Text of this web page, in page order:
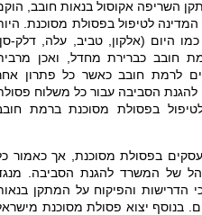
השריפה אקוסול בנאות חובב,
ה- 90 כמענה של המדינה לטיפול בפסולת מסוכנת.
היום (אלקון, טביב, עלה, דלק-
חובב כברירת מחדל, ואכן
לרמת חובב כאשר כל פתרון
הסביבה עבור כל משלוח
בפסולת מסוכנת ברמת
בפסולת מסוכנת, אך כאמור
של המשרד להגנת הסביבה.
הדרישות והפיקוח על המתקן
בנוסף יצוא פסולת מסוכנת